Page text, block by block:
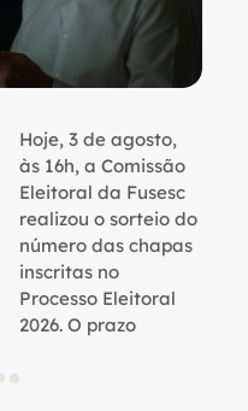
Hoje, 3 de agosto,
às 16h, a Comissão
Eleitoral da Fusesc
realizou o sorteio do
número das chapas
inscritas no
Processo Eleitoral
2026. O prazo